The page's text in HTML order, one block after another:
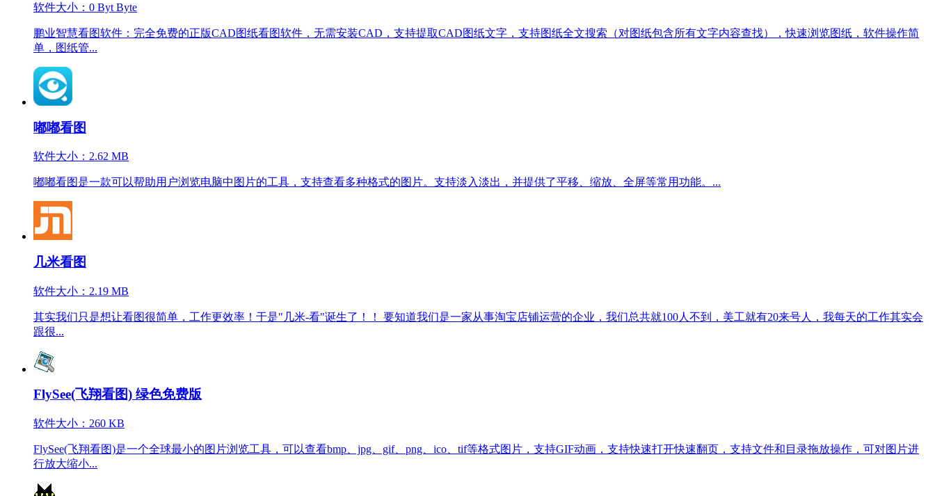
软件大小：0 Byt Byte
鹏业智慧看图软件：完全免费的正版CAD图纸看图软件，无需安装CAD，支持提取CAD图纸文字，支持图纸全文搜索（对图纸包含所有文字内容查找），快速浏览图纸，软件操作简
单，图纸管...
嘟嘟看图
软件大小：2.62 MB
嘟嘟看图是一款可以帮助用户浏览电脑中图片的工具，支持查看多种格式的图片。支持淡入淡出，并提供了平移、缩放、全屏等常用功能。...
几米看图
软件大小：2.19 MB
其实我们只是想让看图很简单，工作更效率！于是"几米-看"诞生了！！ 要知道我们是一家从事淘宝店铺运营的企业，我们总共就100人不到，美工就有20来号人，我每天的工作其实会
跟很...
FlySee(飞翔看图) 绿色免费版
软件大小：260 KB
FlySee(飞翔看图)是一个全球最小的图片浏览工具，可以查看bmp、jpg、gif、png、ico、tif等格式图片，支持GIF动画，支持快速打开快速翻页，支持文件和目录拖放操作，可对图片进
行放大缩小...